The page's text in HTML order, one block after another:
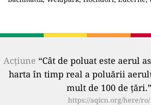
Acțiune “Cât de poluat este aerul
harta în timp real a poluării
mult de 100 de țări.”
https://aqicn.org/here/ro/